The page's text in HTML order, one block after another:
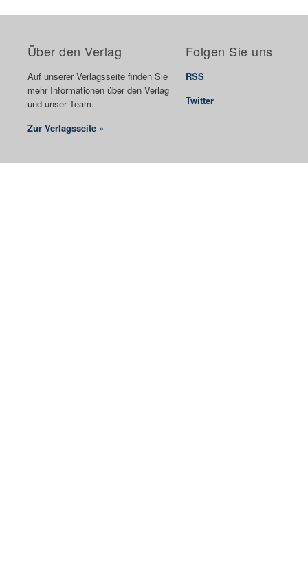
Über den Verlag
Auf unserer Verlagsseite finden Sie
mehr Informationen über den Verlag
und unser Team.
Zur Verlagsseite »
Folgen Sie uns
RSS
Twitter